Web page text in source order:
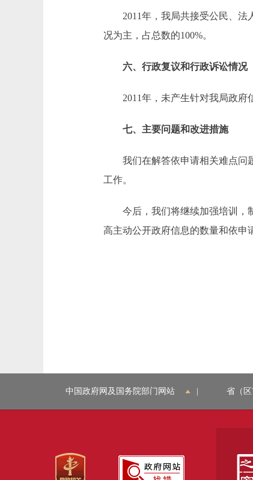
2011年，我局共接受公民、法人
况为主，占总数的100%。
六、行政复议和行政诉讼情况
2011年，未产生针对我局政府
七、主要问题和改进措施
我们在解答依申请相关难点问题
工作。
今后，我们将继续加强培训，制
高主动公开政府信息的数量和依申
中国政府网及国务院部门网站 省（